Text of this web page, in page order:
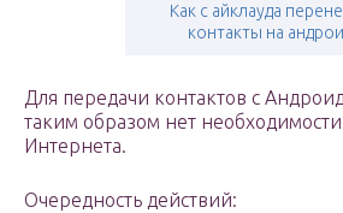
Как с айклауда
контакты на
Для передачи контактов с
таким образом нет
Интернета.
Очередность действий: